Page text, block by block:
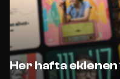
Her hafta